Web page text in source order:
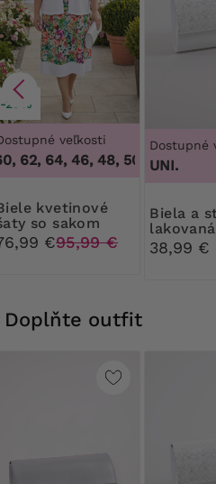
-20%
veľkosti
62, 64,46, 48, 50, 60, 62, 64
so sakom
€95,99 €
Dostupné
UNI.
Biela a strieborná
kabelka
38,99 €
Doplňte outfit